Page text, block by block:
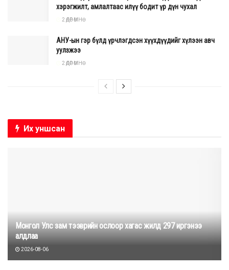
хэрэгжилт, амлалтаас илүү бодит үр дүн чухал
2 ӨДӨР ӨМНӨ
АНУ-ын гэр бүлд үрчлэгдсэн хүүхдүүдийг хүлээн авч
уулзжээ
2 ӨДӨР ӨМНӨ
Их уншсан
Монгол Улс зам тээврийн ослоор хагас жилд 297 иргэнээ
алдлаа
2026-08-06